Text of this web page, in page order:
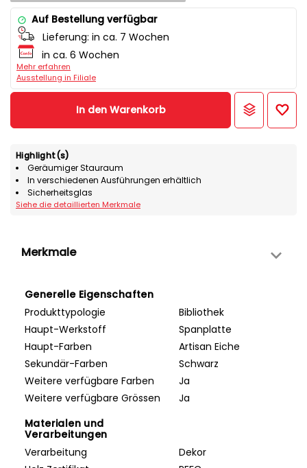
Auf Bestellung verfügbar
Lieferung: in ca. 7 Wochen
in ca. 6 Wochen
Mehr erfahren
Ausstellung in Filiale
In den Warenkorb
Highlight(s)
Geräumiger Stauraum
In verschiedenen Ausführungen erhältlich
Sicherheitsglas
Siehe die detaillierten Merkmale
Merkmale
Generelle Eigenschaften
Produkttypologie
Bibliothek
Haupt-Werkstoff
Spanplatte
Haupt-Farben
Artisan Eiche
Sekundär-Farben
Schwarz
Weitere verfügbare Farben
Ja
Weitere verfügbare Grössen
Ja
Materialen und
Verarbeitungen
Verarbeitung
Dekor